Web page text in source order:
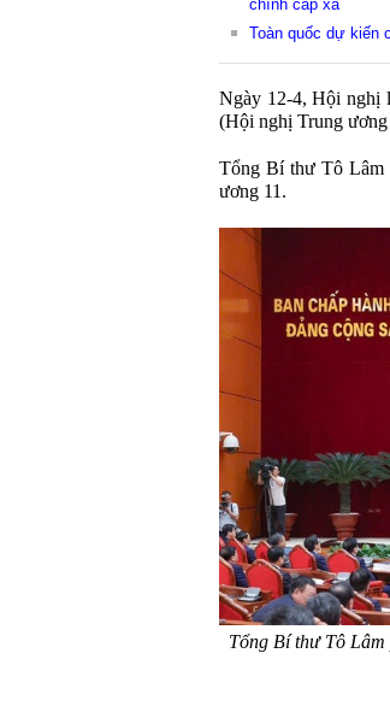
chính cấp xã
Toàn quốc dự kiến
Ngày 12-4, Hội nghị
(Hội nghị Trung ương
Tổng Bí thư Tô Lâm
ương 11.
Tổng Bí thư Tô